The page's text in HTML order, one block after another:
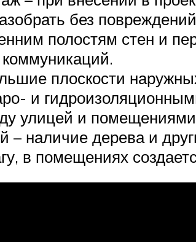
без
полостям стен и
плоскости
и
улицей и
наличие дерева и
в помещениях